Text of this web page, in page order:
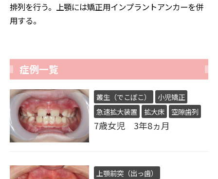
排列を行う。上顎には矯正用インプラントアンカーを併
用する。
症例一覧
叢生（でこぼこ）
小児矯正
急速拡大装置
拡大床 空隙歯列
7歳女児 3年8ヵ月
上顎前突（出っ歯）